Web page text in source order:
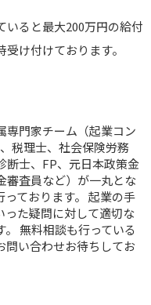
いると最大200万円の給付
け付けております。
専門家チーム（起業コン
税理士、社会保険労務
断士、FP、元日本政策金
審査員など）が一丸とな
ております。 起業の手
った疑問に対して適切な
無料相談も行っている
問い合わせお待ちしてお